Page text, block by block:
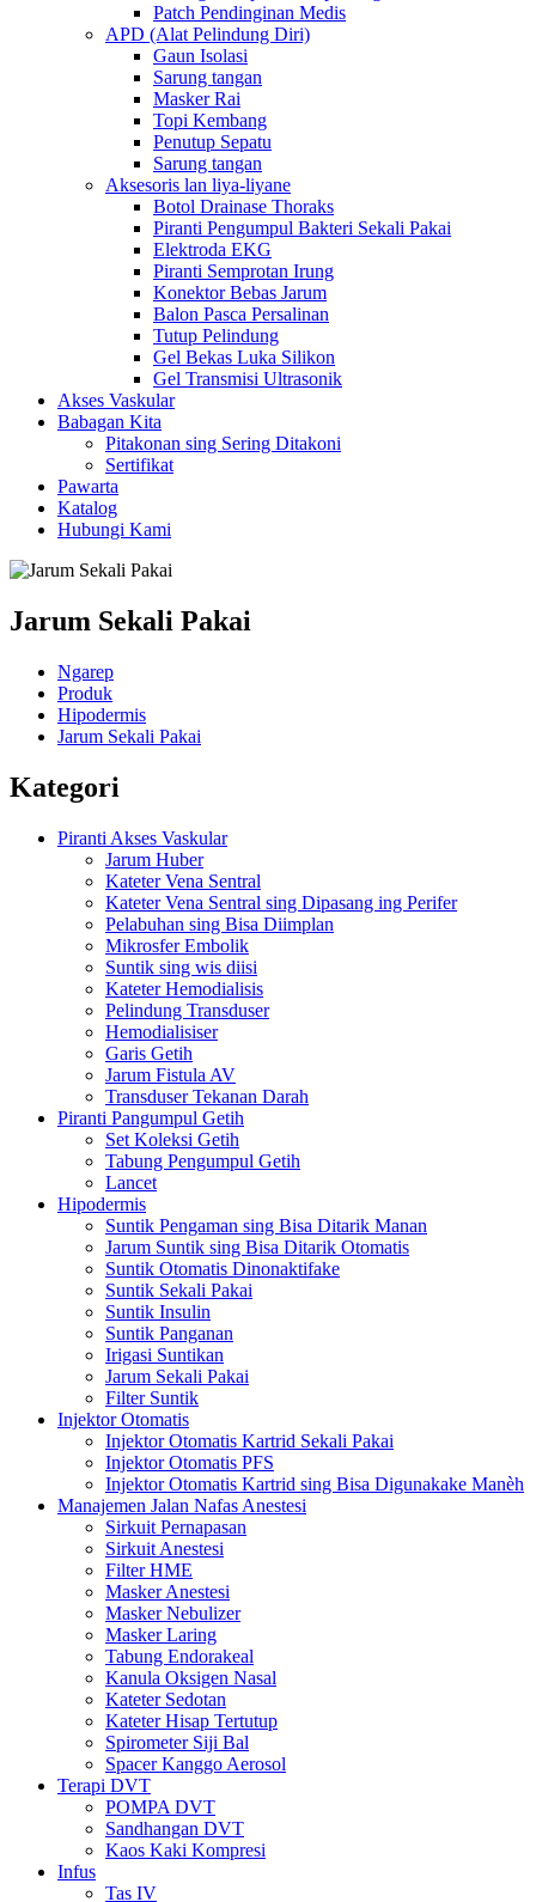
Patch Pendinginan Medis
APD (Alat Pelindung Diri)
Gaun Isolasi
Sarung tangan
Masker Rai
Topi Kembang
Penutup Sepatu
Sarung tangan
Aksesoris lan liya-liyane
Botol Drainase Thoraks
Piranti Pengumpul Bakteri Sekali Pakai
Elektroda EKG
Piranti Semprotan Irung
Konektor Bebas Jarum
Balon Pasca Persalinan
Tutup Pelindung
Gel Bekas Luka Silikon
Gel Transmisi Ultrasonik
Akses Vaskular
Babagan Kita
Pitakonan sing Sering Ditakoni
Sertifikat
Pawarta
Katalog
Hubungi Kami
Jarum Sekali Pakai
Ngarep
Produk
Hipodermis
Jarum Sekali Pakai
Kategori
Piranti Akses Vaskular
Jarum Huber
Kateter Vena Sentral
Kateter Vena Sentral sing Dipasang ing Perifer
Pelabuhan sing Bisa Diimplan
Mikrosfer Embolik
Suntik sing wis diisi
Kateter Hemodialisis
Pelindung Transduser
Hemodialisiser
Garis Getih
Jarum Fistula AV
Transduser Tekanan Darah
Piranti Pangumpul Getih
Set Koleksi Getih
Tabung Pengumpul Getih
Lancet
Hipodermis
Suntik Pengaman sing Bisa Ditarik Manan
Jarum Suntik sing Bisa Ditarik Otomatis
Suntik Otomatis Dinonaktifake
Suntik Sekali Pakai
Suntik Insulin
Suntik Panganan
Irigasi Suntikan
Jarum Sekali Pakai
Filter Suntik
Injektor Otomatis
Injektor Otomatis Kartrid Sekali Pakai
Injektor Otomatis PFS
Injektor Otomatis Kartrid sing Bisa Digunakake Manèh
Manajemen Jalan Nafas Anestesi
Sirkuit Pernapasan
Sirkuit Anestesi
Filter HME
Masker Anestesi
Masker Nebulizer
Masker Laring
Tabung Endorakeal
Kanula Oksigen Nasal
Kateter Sedotan
Kateter Hisap Tertutup
Spirometer Siji Bal
Spacer Kanggo Aerosol
Terapi DVT
POMPA DVT
Sandhangan DVT
Kaos Kaki Kompresi
Infus
Tas IV